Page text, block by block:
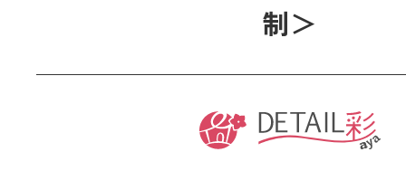
制＞